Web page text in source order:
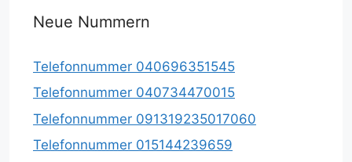
Neue Nummern
Telefonnummer 040696351545
Telefonnummer 040734470015
Telefonnummer 091319235017060
Telefonnummer 015144239659